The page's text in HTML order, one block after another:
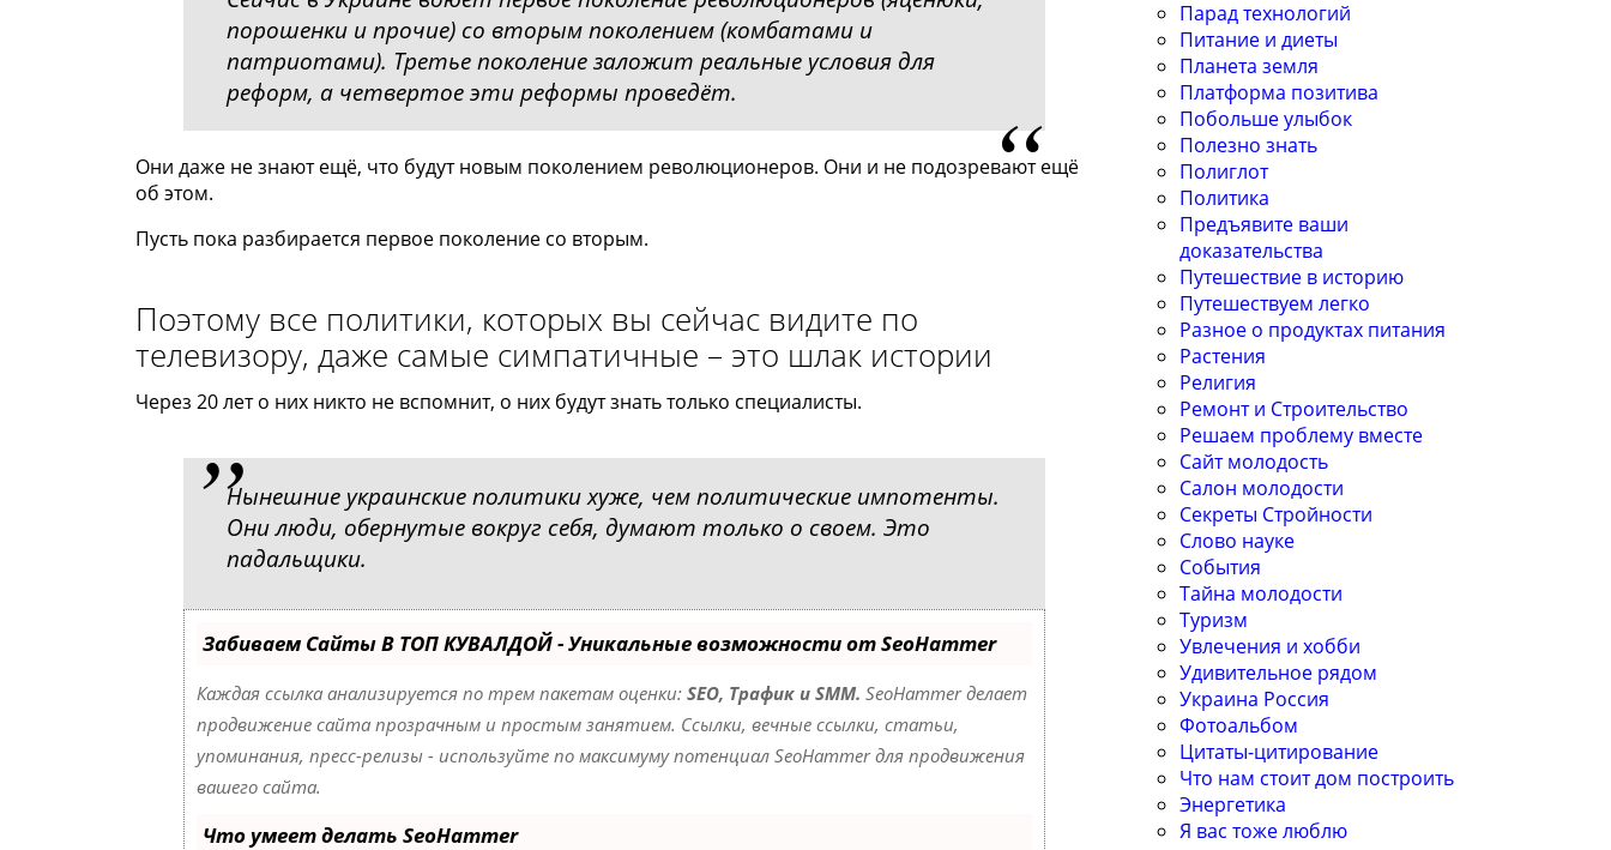
порошенки и прочие) со вторым поколением (комбатами и
патриотами). Третье поколение заложит реальные условия для
реформ, а четвертое эти реформы проведёт.
Они даже не знают ещё, что будут новым поколением революционеров. Они и не подозревают ещё
об этом.
Пусть пока разбирается первое поколение со вторым.
Поэтому все политики, которых вы сейчас видите по
телевизору, даже самые симпатичные – это шлак истории
Через 20 лет о них никто не вспомнит, о них будут знать только специалисты.
Нынешние украинские политики хуже, чем политические импотенты.
Они люди, обернутые вокруг себя, думают только о своем. Это
падальщики.
Забиваем Сайты В ТОП КУВАЛДОЙ - Уникальные возможности от SeoHammer
Каждая ссылка анализируется по трем пакетам оценки:SEO, Трафик и SMM. SeoHammer делает
продвижение сайта прозрачным и простым занятием. Ссылки, вечные ссылки, статьи,
упоминания, пресс-релизы - используйте по максимуму потенциал SeoHammer для продвижения
вашего сайта.
Что умеет делать SeoHammer
Парад технологий
Питание и диеты
Планета земля
Платформа позитива
Побольше улыбок
Полезно знать
Полиглот
Политика
Предъявите ваши
доказательства
Путешествие в историю
Путешествуем легко
Разное о продуктах питания
Растения
Религия
Ремонт и Строительство
Решаем проблему вместе
Сайт молодость
Салон молодости
Секреты Стройности
Слово науке
События
Тайна молодости
Туризм
Увлечения и хобби
Удивительное рядом
Украина Россия
Фотоальбом
Цитаты-цитирование
Что нам стоит дом построить
Энергетика
Я вас тоже люблю